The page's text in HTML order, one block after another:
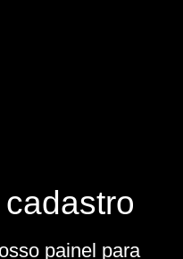
painel para